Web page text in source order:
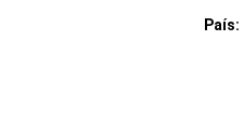
País: